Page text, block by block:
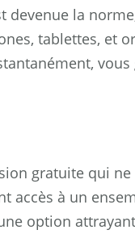
devenue la
tablettes, et
vous
gratuite qui
accès à un
option